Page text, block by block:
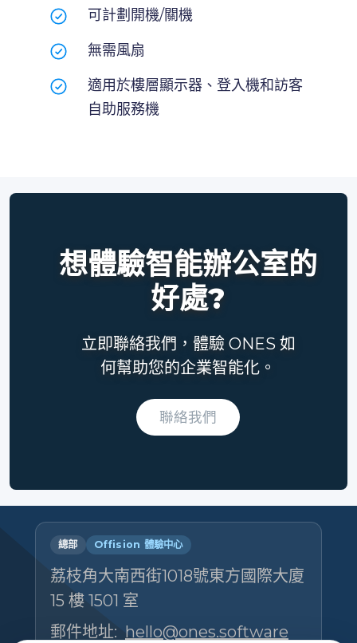
可計劃開機/關機
無需風扇
適用於樓層顯示器、登入機和訪客
自助服務機
想體驗智能辦公室的
好處?
立即聯絡我們，體驗 ONES 如
何幫助您的企業智能化。
聯絡我們
總部 Offision 體驗中心
荔枝角大南西街1018號東方國際大廈
15 樓 1501 室
郵件地址: hello@ones.software